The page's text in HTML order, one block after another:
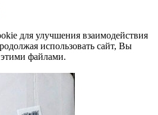
для улучшения взаимодействия
использовать сайт, Вы
этими файлами.